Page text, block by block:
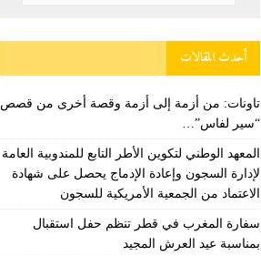
أحدث المقالات
تاونات: من أزمة إلى أزمة وقصة أخرى من قصص
“سير لفاس”…
المعهد الوطني لتكوين الأطر التابع للمندوبية العامة
لإدارة السجون وإعادة الإدماج يحصل على شهادة
الاعتماد من الجمعية الأمريكية للسجون
سفارة المغرب في قطر تنظم حفل استقبال
بمناسبة عيد العرش المجيد